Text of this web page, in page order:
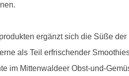
ergänzt sich die Süße der
als Teil erfrischender
im Mittenwaldeer Obst-und-